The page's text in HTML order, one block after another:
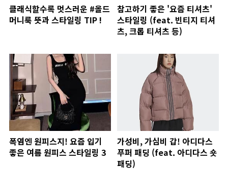
클래식할수록 멋스러운 #올드
머니룩 뜻과 스타일링 TIP !
참고하기 좋은 '요즘 티셔츠'
스타일링 (feat. 빈티지 티셔
츠, 크롭 티셔츠 등)
폭염엔 원피스지! 요즘 입기
좋은 여름 원피스 스타일링 3
가성비, 가심비 갑! 아디다스
푸퍼 패딩 (feat. 아디다스 숏
패딩)